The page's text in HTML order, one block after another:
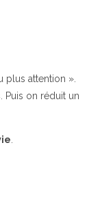
plus attention ».
Puis on réduit un